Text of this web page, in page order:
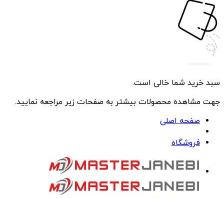
سبد خرید شما خالی است.
جهت مشاهده محصولات بیشتر به صفحات زیر مراجعه نمایید.
صفحه اصلی
فروشگاه